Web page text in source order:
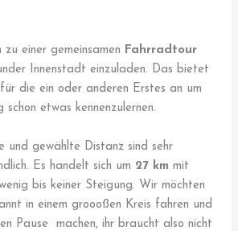
einer gemeinsamen Fahrradtour
Innenstadt einzuladen. Das bietet
die ein oder anderen Erstes an um
etwas kennenzulernen.
und gewählte Distanz sind sehr
Es handelt sich um 27 km mit
bis keiner Steigung. Wir möchten
in einem groooßen Kreis fahren und
Pause machen, ihr braucht also nicht